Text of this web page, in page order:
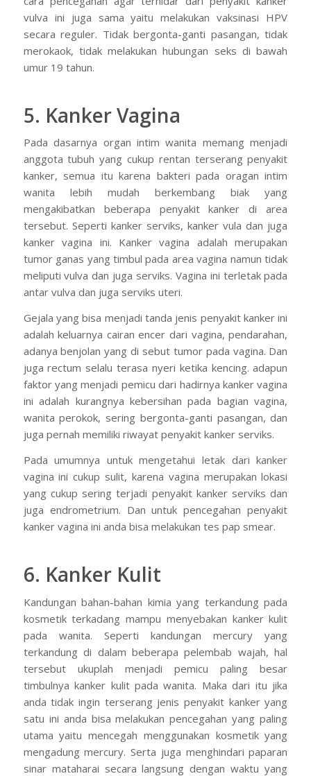
vulva ini juga sama yaitu melakukan vaksinasi HPV
secara reguler. Tidak bergonta-ganti pasangan, tidak
merokaok, tidak melakukan hubungan seks di bawah
umur 19 tahun.
5. Kanker Vagina
Pada dasarnya organ intim wanita memang menjadi
anggota tubuh yang cukup rentan terserang penyakit
kanker, semua itu karena bakteri pada oragan intim
wanita lebih mudah berkembang biak yang
mengakibatkan beberapa penyakit kanker di area
tersebut. Seperti kanker serviks, kanker vula dan juga
kanker vagina ini. Kanker vagina adalah merupakan
tumor ganas yang timbul pada area vagina namun tidak
meliputi vulva dan juga serviks. Vagina ini terletak pada
antar vulva dan juga serviks uteri.
Gejala yang bisa menjadi tanda jenis penyakit kanker ini
adalah keluarnya cairan encer dari vagina, pendarahan,
adanya benjolan yang di sebut tumor pada vagina. Dan
juga rectum selalu terasa nyeri ketika kencing. adapun
faktor yang menjadi pemicu dari hadirnya kanker vagina
ini adalah kurangnya kebersihan pada bagian vagina,
wanita perokok, sering bergonta-ganti pasangan, dan
juga pernah memiliki riwayat penyakit kanker serviks.
Pada umumnya untuk mengetahui letak dari kanker
vagina ini cukup sulit, karena vagina merupakan lokasi
yang cukup sering terjadi penyakit kanker serviks dan
juga endrometrium. Dan untuk pencegahan penyakit
kanker vagina ini anda bisa melakukan tes pap smear.
6. Kanker Kulit
Kandungan bahan-bahan kimia yang terkandung pada
kosmetik terkadang mampu menyebakan kanker kulit
pada wanita. Seperti kandungan mercury yang
terkandung di dalam beberapa pelembab wajah, hal
tersebut ukuplah menjadi pemicu paling besar
timbulnya kanker kulit pada wanita. Maka dari itu jika
anda tidak ingin terserang jenis penyakit kanker yang
satu ini anda bisa melakukan pencegahan yang paling
utama yaitu mencegah menggunakan kosmetik yang
mengadung mercury. Serta juga menghindari paparan
sinar mataharai secara langsung dengan waktu yang